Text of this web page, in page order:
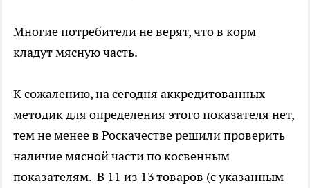
Многие потребители не верят, что в корм
кладут мясную часть.
К сожалению, на сегодня аккредитованных
методик для определения этого показателя нет,
тем не менее в Роскачестве решили проверить
наличие мясной части по косвенным
показателям. В 11 из 13 товаров (с указанным